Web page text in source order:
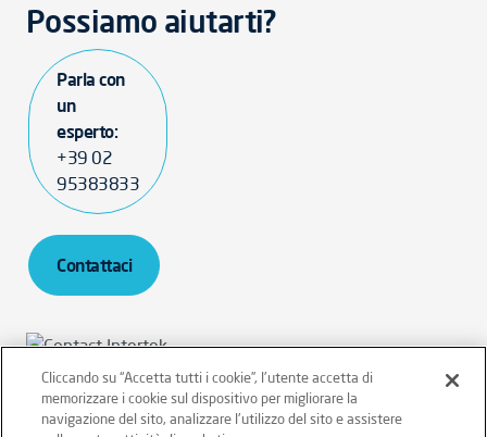
Possiamo aiutarti?
Parla con
un
esperto:
+39 02
95383833
Contattaci
Intertek Italia SpA - P.IVA 12431470157
Cliccando su “Accetta tutti i cookie”, l'utente accetta di
memorizzare i cookie sul dispositivo per migliorare la
navigazione del sito, analizzare l'utilizzo del sito e assistere